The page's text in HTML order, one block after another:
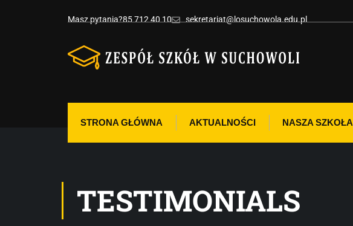
Masz pytania?85 712 40 10 sekretariat@losuchowola.edu.pl
STRONA GŁÓWNA AKTUALNOŚCI NASZA SZKOŁA
TESTIMONIALS